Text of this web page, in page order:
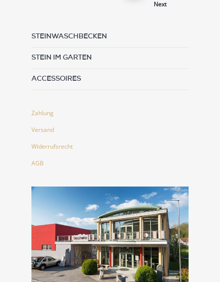
Next
STEINWASCHBECKEN
STEIN IM GARTEN
ACCESSOIRES
Zahlung
Versand
Widerrufsrecht
AGB